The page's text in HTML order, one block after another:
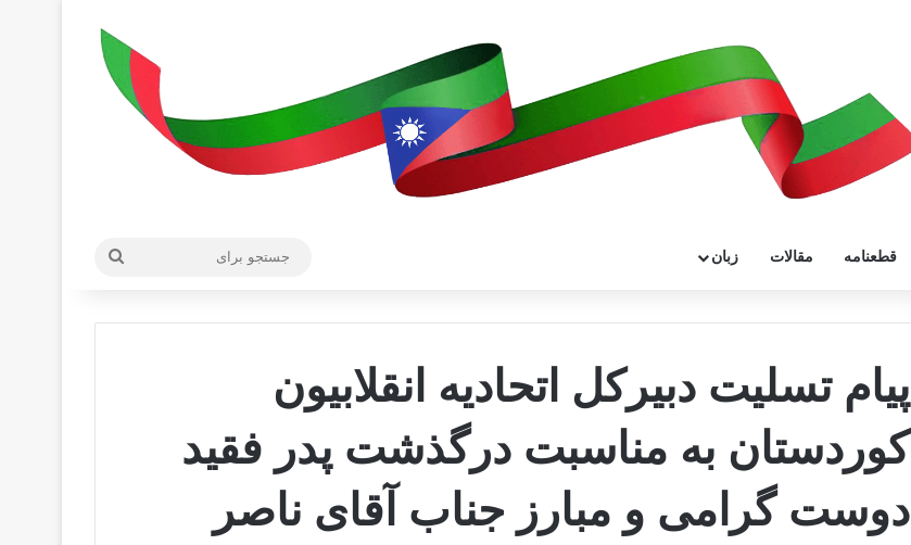
قطعنامه مقالات زبان
پیام تسلیت دبیرکل اتحادیه انقلابیون
کوردستان به مناسبت درگذشت پدر فقید
دوست گرامی و مبارز جناب آقای ناصر